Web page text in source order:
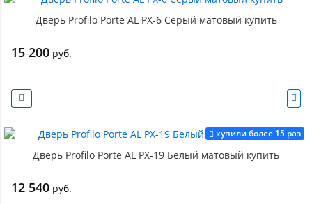
Дверь Profilo Porte AL PX-6 Серый матовый купить
15 200 руб.
купили более 15 раз
Дверь Profilo Porte AL PX-19 Белый матовый купить
12 540 руб.